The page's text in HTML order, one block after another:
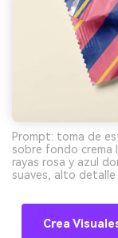
Prompt: toma de
sobre fondo crema
rayas rosa y azul
suaves, alto
Crea